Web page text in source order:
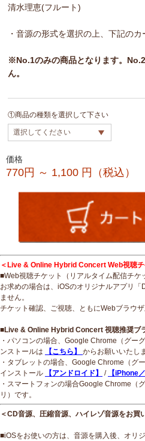
清水理恵(フルート)
・音源の形式を選択の上、下記のカ
※No.1のみの商品となります。
ん。
①商品の種類を選択して下さい
価格
770円 ～ 1,100 円（税込）
＜Live & Online Hybrid Concert Web視聴
■Web視聴チケット（リアルタイム配信チ
お求めの場合は、iOSのオリジナルアプリ
ません。
チケット確認、ご視聴、ともにWebブラウザ
■Live & Online Hybrid Concert 視聴推奨ブ
・パソコンの場合、Google Chrome（グー
ンストールは
【こちら】
からお願いいたし
・タブレットの場合、Google Chrome（グ
インストール
【アンドロイド】 /
【iPhone
・スマートフォンの場合Google Chrome（
リ）です。
＜CD音源、圧縮音源、ハイレゾ音源をお買
■iOSをお使いの方は、音源を購入後、オリ